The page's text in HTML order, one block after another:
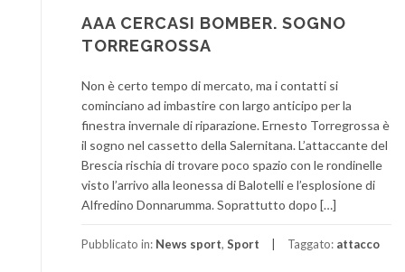
AAA CERCASI BOMBER. SOGNO
TORREGROSSA
Non è certo tempo di mercato, ma i contatti si
cominciano ad imbastire con largo anticipo per la
finestra invernale di riparazione. Ernesto Torregrossa è
il sogno nel cassetto della Salernitana. L’attaccante del
Brescia rischia di trovare poco spazio con le rondinelle
visto l’arrivo alla leonessa di Balotelli e l’esplosione di
Alfredino Donnarumma. Soprattutto dopo […]
Pubblicato in: News sport, Sport Taggato: attacco